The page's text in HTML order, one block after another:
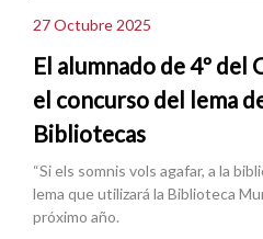
27 Octubre 2025
El alumnado de 4º del
el concurso del lema
Bibliotecas
“Si els somnis vols agafar, a la
lema que utilizará la Biblioteca
próximo año.